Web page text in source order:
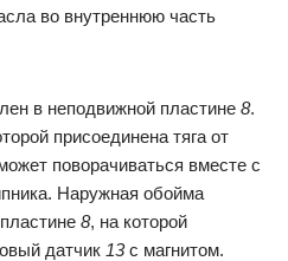
во внутреннюю часть
в неподвижной пластине 8.
присоединена тяга от
поворачиваться вместе с
Наружная обойма
8, на которой
датчик 13с магнитом.